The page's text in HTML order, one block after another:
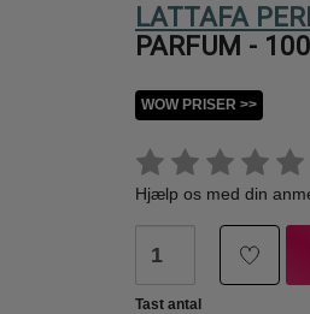
LATTAFA
PARFUM -
WOW PRISER >>
Hjælp os med din
Tast antal